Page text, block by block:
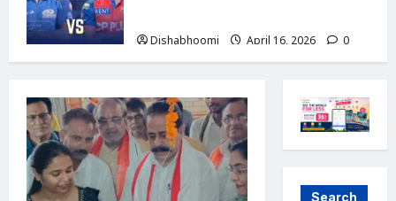
Dishabhoomi
April 16, 2026 0
Search